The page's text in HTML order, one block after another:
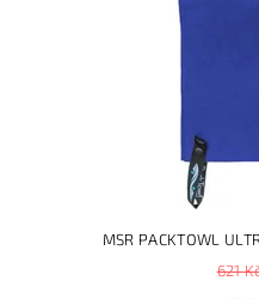
MSR PACKTOWL
621